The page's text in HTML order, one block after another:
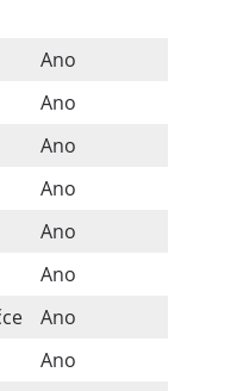
Ano
Ano
Ano
Ano
Ano
Ano
Ano
Ano